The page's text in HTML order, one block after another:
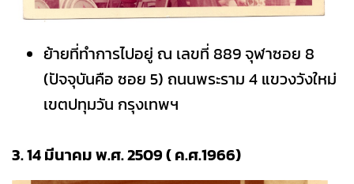
ย้ายที่ทำการไปอยู่ ณ เลขที่ 889 จุฬาซอย 8
(ปัจจุบันคือ ซอย 5) ถนนพระราม 4 แขวงวังใหม่
เขตปทุมวัน กรุงเทพฯ
3. 14 มีนาคม พ.ศ. 2509 ( ค.ศ.1966)